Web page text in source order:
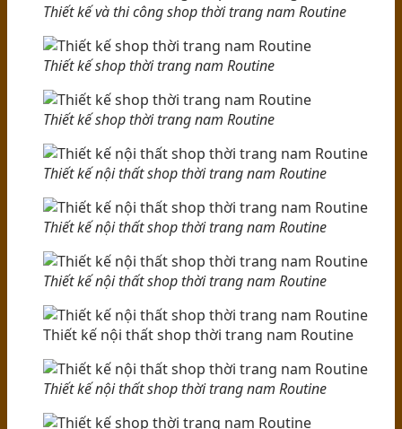
Thiết kế và thi công shop thời trang nam Routine
Thiết kế shop thời trang nam Routine
Thiết kế shop thời trang nam Routine
Thiết kế nội thất shop thời trang nam Routine
Thiết kế nội thất shop thời trang nam Routine
Thiết kế nội thất shop thời trang nam Routine
Thiết kế nội thất shop thời trang nam Routine
Thiết kế nội thất shop thời trang nam Routine